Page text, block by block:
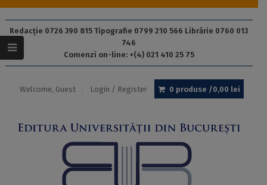
Redacție 0726 390 815 Tipografie 0799 210 566 Librărie 0760 013
746
Comenzi on-line: +(4) 021 410 25 75
Welcome, Guest Login / Register 0 produse /0,00 lei